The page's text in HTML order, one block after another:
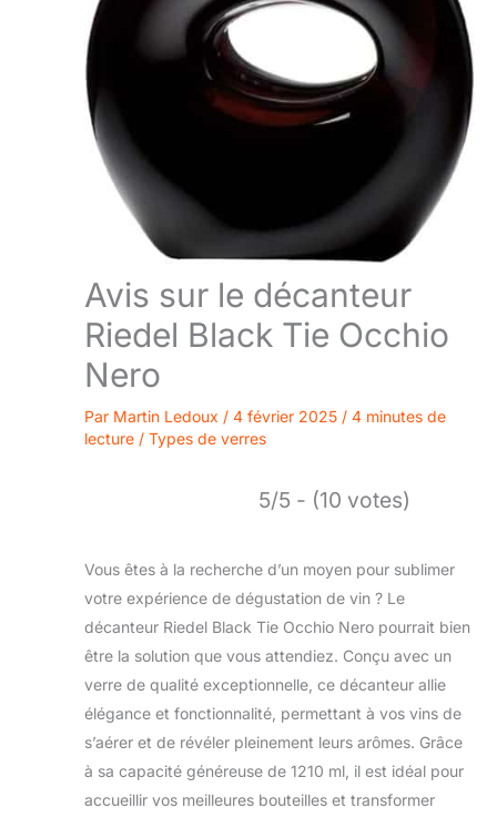
Avis sur le décanteur
Riedel Black Tie Occhio
Nero
Par Martin Ledoux / 4 février 2025 / 4 minutes de
lecture / Types de verres
5/5 - (10 votes)
Vous êtes à la recherche d’un moyen pour sublimer
votre expérience de dégustation de vin ? Le
décanteur Riedel Black Tie Occhio Nero pourrait bien
être la solution que vous attendiez. Conçu avec un
verre de qualité exceptionnelle, ce décanteur allie
élégance et fonctionnalité, permettant à vos vins de
s’aérer et de révéler pleinement leurs arômes. Grâce
à sa capacité généreuse de 1210 ml, il est idéal pour
accueillir vos meilleures bouteilles et transformer